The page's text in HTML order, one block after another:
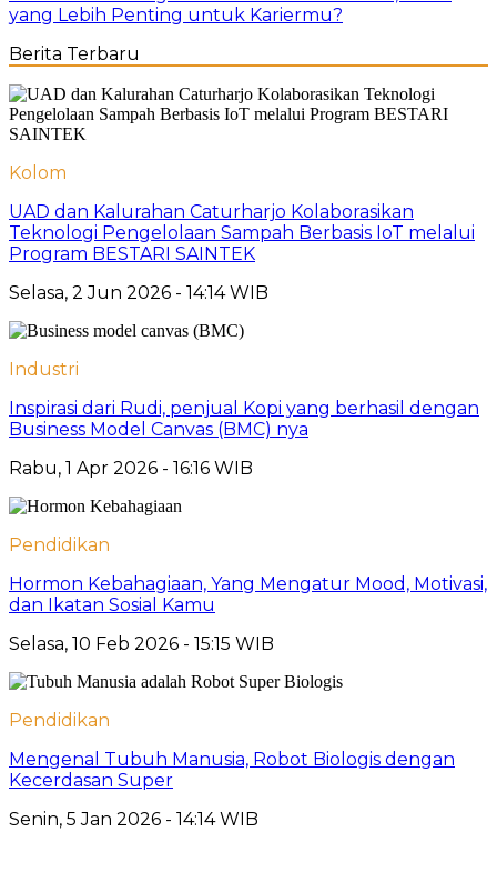
yang Lebih Penting untuk Kariermu?
Berita Terbaru
Kolom
UAD dan Kalurahan Caturharjo Kolaborasikan
Teknologi Pengelolaan Sampah Berbasis IoT melalui
Program BESTARI SAINTEK
Selasa, 2 Jun 2026 - 14:14 WIB
Industri
Inspirasi dari Rudi, penjual Kopi yang berhasil dengan
Business Model Canvas (BMC) nya
Rabu, 1 Apr 2026 - 16:16 WIB
Pendidikan
Hormon Kebahagiaan, Yang Mengatur Mood, Motivasi,
dan Ikatan Sosial Kamu
Selasa, 10 Feb 2026 - 15:15 WIB
Pendidikan
Mengenal Tubuh Manusia, Robot Biologis dengan
Kecerdasan Super
Senin, 5 Jan 2026 - 14:14 WIB